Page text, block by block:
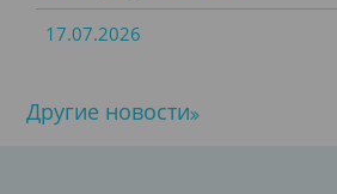
17.07.2026
Другие новости